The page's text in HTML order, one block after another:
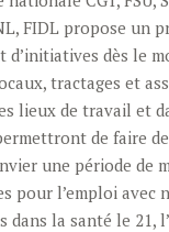
FIDL propose un
d’initiatives dès le
tractages et
lieux de travail et
de faire
une période de
pour l’emploi avec
dans la santé le 21,